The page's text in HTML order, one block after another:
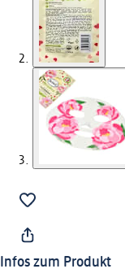
Infos zum Produkt